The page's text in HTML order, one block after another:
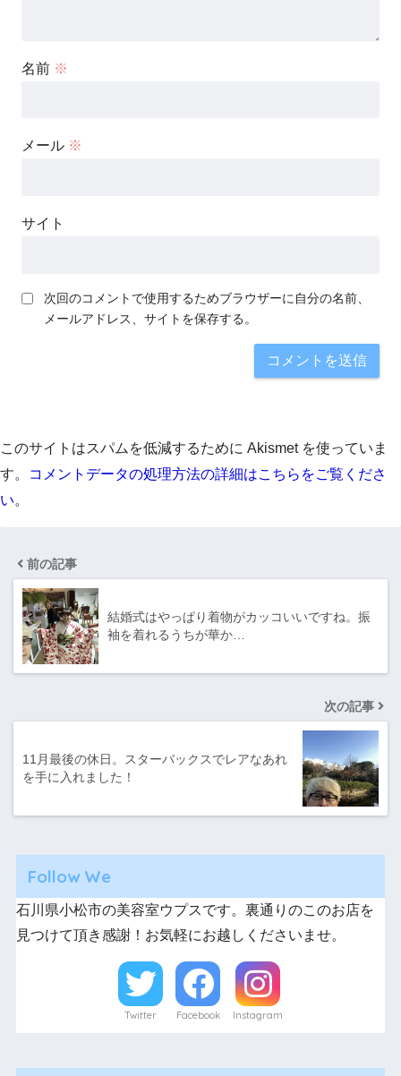
名前 ※
メール ※
サイト
次回のコメントで使用するためブラウザーに自分の名前、
メールアドレス、サイトを保存する。
このサイトはスパムを低減するために Akismet を使っていま
す。
コメントデータの処理方法の詳細はこちらをご覧くださ
い。
前の記事
結婚式はやっぱり着物がカッコいいですね。振
袖を着れるうちが華か…
次の記事
11月最後の休日。スターバックスでレアなあれ
を手に入れました！
Follow We
石川県小松市の美容室ウプスです。裏通りのこのお店を
見つけて頂き感謝！お気軽にお越しくださいませ。
Twitter Facebook Instagram